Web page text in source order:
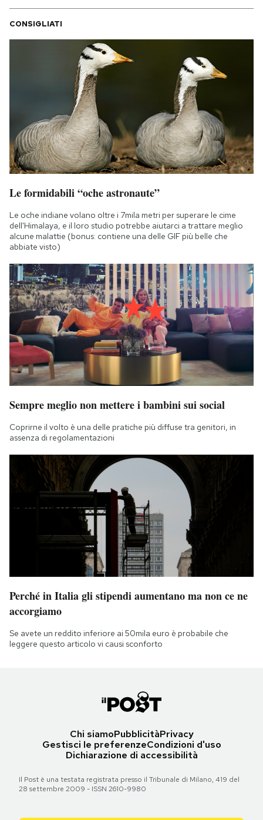
CONSIGLIATI
Le formidabili “oche astronaute”
Le oche indiane volano oltre i 7mila metri per superare le cime
dell'Himalaya, e il loro studio potrebbe aiutarci a trattare meglio
alcune malattie (bonus: contiene una delle GIF più belle che
abbiate visto)
Sempre meglio non mettere i bambini sui social
Coprirne il volto è una delle pratiche più diffuse tra genitori, in
assenza di regolamentazioni
Perché in Italia gli stipendi aumentano ma non ce ne
accorgiamo
Se avete un reddito inferiore ai 50mila euro è probabile che
leggere questo articolo vi causi sconforto
Chi siamoPubblicitàPrivacy
Gestisci le preferenzeCondizioni d'uso
Dichiarazione di accessibilità
Il Post è una testata registrata presso il Tribunale di Milano, 419 del
28 settembre 2009 - ISSN 2610-9980